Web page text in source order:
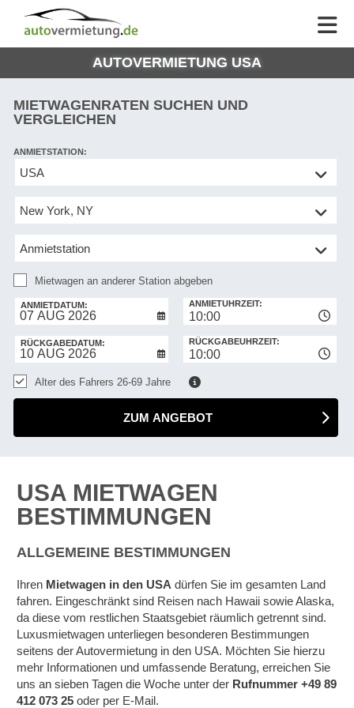
AUTOVERMIETUNG
AUTO
EUROPE
AUTOVERMIETUNG
HILFE
AUTOVERMIETUNG USA
MIETWAGENRATEN SUCHEN UND
VERGLEICHEN
Mietwagen
anderer
ANMIETSTATION:
Mietwagen an anderer Station abgeben
ANMIETDATUM:
10:00
ANMIETUHRZEIT:
RÜCKGABEDATUM:
10:00
RÜCKGABEUHRZEIT:
Alter des Fahrers 26-69 Jahre
ZUM ANGEBOT
USA MIETWAGEN
BESTIMMUNGEN
ALLGEMEINE BESTIMMUNGEN
Ihren Mietwagen in den USA dürfen Sie im gesamten Land
fahren. Eingeschränkt sind Reisen nach Hawaii sowie Alaska,
da diese vom restlichen Staatsgebiet räumlich getrennt sind.
Luxusmietwagen unterliegen besonderen Bestimmungen
seitens der Autovermietung in den USA. Möchten Sie hierzu
mehr Informationen und umfassende Beratung, erreichen Sie
uns an sieben Tagen die Woche unter der Rufnummer +49 89
412 073 25 oder per E-Mail.